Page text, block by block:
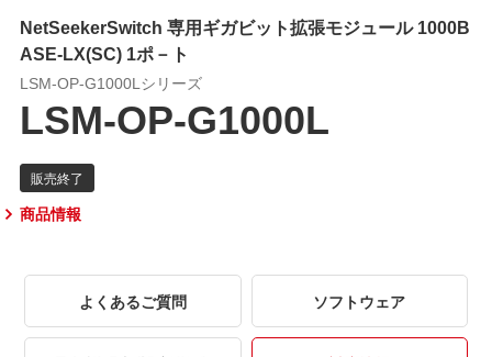
NetSeekerSwitch 専用ギガビット拡張モジュール 1000B
ASE-LX(SC) 1ポ－ト
LSM-OP-G1000Lシリーズ
LSM-OP-G1000L
商品情報
よくあるご質問 ソフトウェア